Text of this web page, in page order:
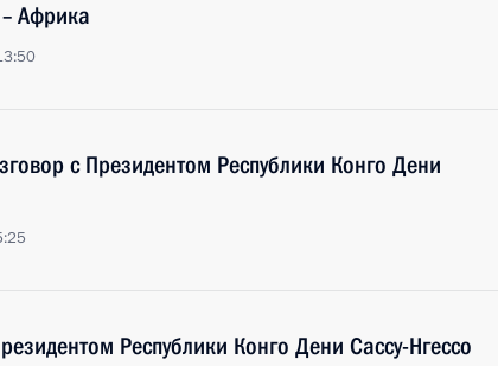
Африка
с Президентом Республики Конго Дени
Республики Конго Дени Сассу-Нгессо